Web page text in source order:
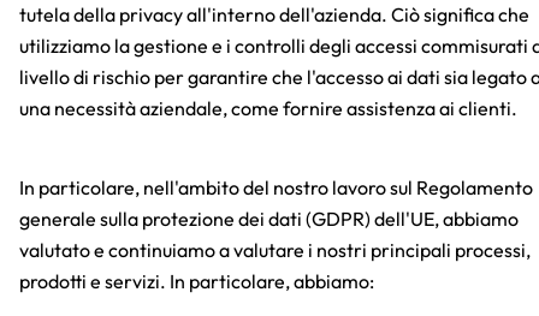
tutela della privacy all'interno dell'azienda. Ciò significa che
utilizziamo la gestione e i controlli degli accessi commisurati
livello di rischio per garantire che l'accesso ai dati sia legato
una necessità aziendale, come fornire assistenza ai clienti.
In particolare, nell'ambito del nostro lavoro sul Regolamento
generale sulla protezione dei dati (GDPR) dell'UE, abbiamo
valutato e continuiamo a valutare i nostri principali processi,
prodotti e servizi. In particolare, abbiamo: